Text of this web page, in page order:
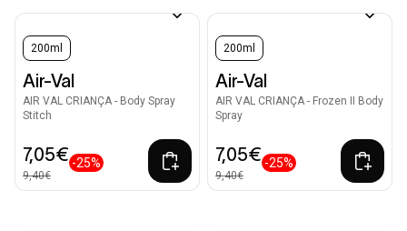
200ml
Air-Val
AIR VAL CRIANÇA - Body Spray
Stitch
7,05€
9,40€
-25%
200ml
Air-Val
AIR VAL CRIANÇA - Frozen II Body
Spray
7,05€
9,40€
-25%